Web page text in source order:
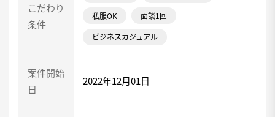
こだわり
条件
私服OK 面談1回
ビジネスカジュアル
案件開始
日
2022年12月01日